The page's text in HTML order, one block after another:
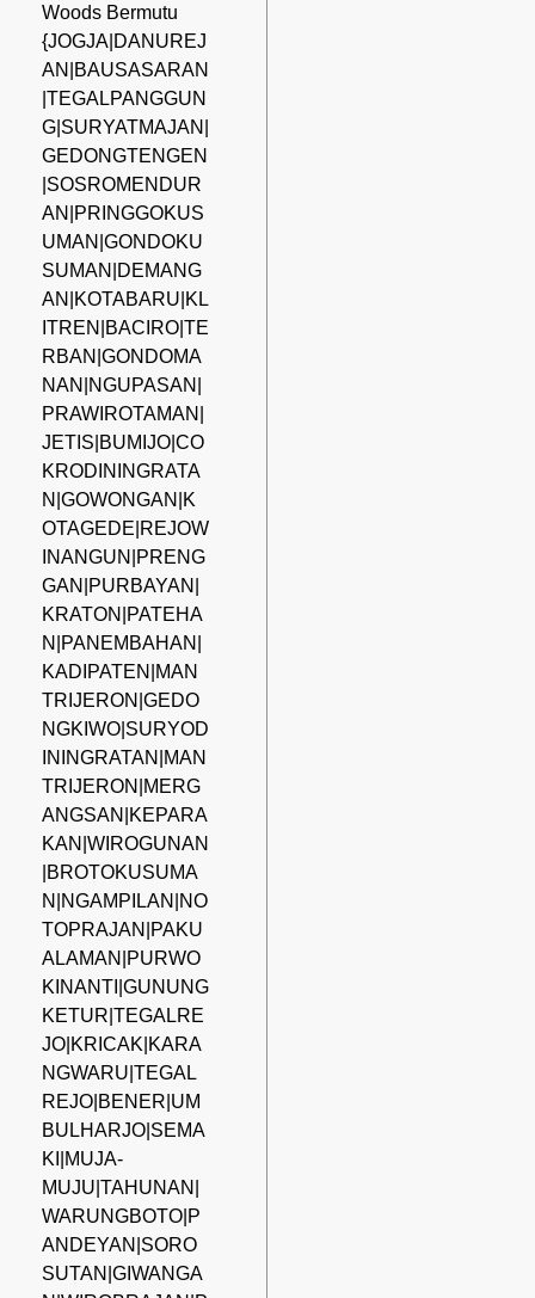
Woods Bermutu
{JOGJA|DANUREJ
AN|BAUSASARAN
|TEGALPANGGUN
G|SURYATMAJAN|
GEDONGTENGEN
|SOSROMENDUR
AN|PRINGGOKUS
UMAN|GONDOKU
SUMAN|DEMANG
AN|KOTABARU|KL
ITREN|BACIRO|TE
RBAN|GONDOMA
NAN|NGUPASAN|
PRAWIROTAMAN|
JETIS|BUMIJO|CO
KRODININGRATA
N|GOWONGAN|K
OTAGEDE|REJOW
INANGUN|PRENG
GAN|PURBAYAN|
KRATON|PATEHA
N|PANEMBAHAN|
KADIPATEN|MAN
TRIJERON|GEDO
NGKIWO|SURYOD
ININGRATAN|MAN
TRIJERON|MERG
ANGSAN|KEPARA
KAN|WIROGUNAN
|BROTOKUSUMA
N|NGAMPILAN|NO
TOPRAJAN|PAKU
ALAMAN|PURWO
KINANTI|GUNUNG
KETUR|TEGALRE
JO|KRICAK|KARA
NGWARU|TEGAL
REJO|BENER|UM
BULHARJO|SEMA
KI|MUJA-
MUJU|TAHUNAN|
WARUNGBOTO|P
ANDEYAN|SORO
SUTAN|GIWANGA